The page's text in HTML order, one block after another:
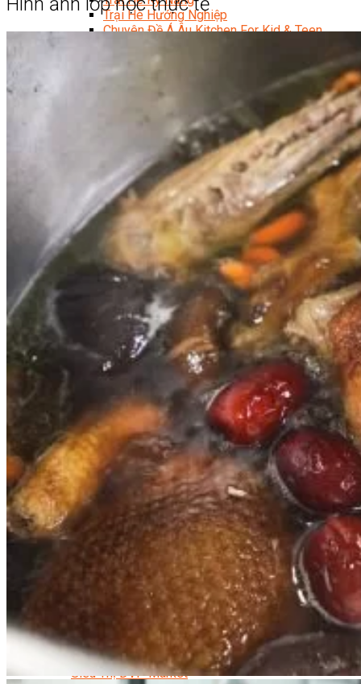
Trại Hè Hướng Nghiệp
Chuyên Đề Á Âu Kitchen For Kid & Teen
Khóa Học Nấu Ăn Cho Bé
Hội Họa Thiếu Nhi
Khóa Học Thiết Kế Truyện Tranh Ai
Khóa Học Họa Sĩ Ai
Khóa Học Biên Tập Video Với Ai
Kỳ Thủ Cờ Vua
Lập Trình Cho Trẻ Em
Robotic trẻ em
Piano Trẻ Em
Thanh Nhạc Trẻ Em
Sơ Cấp Cứu Cho Trẻ Em
Toán Tư Duy
Bếp Gia Đình
Trung Cấp CET
Kỹ Thuật Chế Biến Món Ăn
Kỹ Thuật Làm Bánh
Kỹ Thuật Pha Chế Đồ Uống
Quản Trị Khách Sạn
Quản Lý Kinh Doanh Nhà Hàng Và Dịch Vụ Ăn Uống
Quản Trị Lữ Hành
Marketing
Tạo Mẫu Và Chăm Sóc Sắc Đẹp
Truyền Thông Đa Phương Tiện
Công Nghệ Thông Tin
An Ninh Mạng
Thiết Kế Đồ Họa
Âm Nhạc
Điện Công Nghiệp Và Dân Dụng
Văn Hóa Phổ Thông
Nâng Cao Năng Lực Tiếng Anh – Chuẩn TOEIC
Tin Tức
HỌC BỔNG 2026
Học kỹ năng
Đào Tạo Nghề
Văn Hóa Ẩm Thực Việt Nam
Sự Kiện Hướng Nghiệp Á Âu
Siêu Thị ĐVP Market